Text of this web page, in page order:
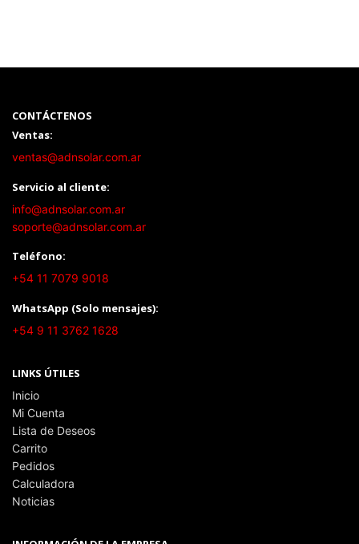
CONTÁCTENOS
Ventas:
ventas@adnsolar.com.ar
Servicio al cliente:
info@adnsolar.com.ar
soporte@adnsolar.com.ar
Teléfono:
+54 11 7079 9018
WhatsApp (Solo mensajes):
+54 9 11 3762 1628
LINKS ÚTILES
Inicio
Mi Cuenta
Lista de Deseos
Carrito
Pedidos
Calculadora
Noticias